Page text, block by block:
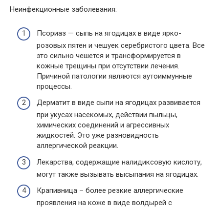
Неинфекционные заболевания:
Псориаз — сыпь на ягодицах в виде ярко-
розовых пятен и чешуек серебристого цвета. Все
это сильно чешется и трансформируется в
кожные трещины при отсутствии лечения.
Причиной патологии являются аутоиммунные
процессы.
Дерматит в виде сыпи на ягодицах развивается
при укусах насекомых, действии пыльцы,
химических соединений и агрессивных
жидкостей. Это уже разновидность
аллергической реакции.
Лекарства, содержащие налидиксовую кислоту,
могут также вызывать высыпания на ягодицах.
Крапивница – более резкие аллергические
проявления на коже в виде волдырей с